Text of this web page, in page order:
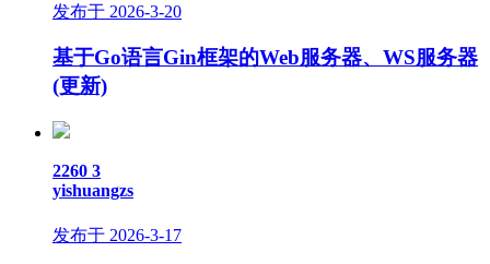
发布于 2026-3-20
基于Go语言Gin框架的Web服务器、WS服务器
(更新)
2260 3
yishuangzs
发布于 2026-3-17